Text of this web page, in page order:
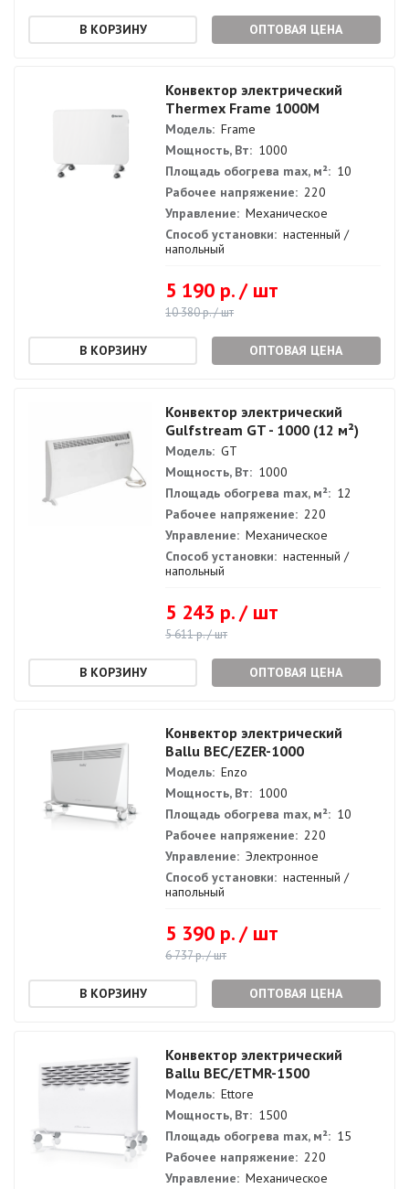
ОПТОВАЯ ЦЕНА
Конвектор электрический
Thermex Frame 1000M
Модель: Frame
Мощность, Вт: 1000
Площадь обогрева max, м²: 10
Рабочее напряжение: 220
Управление: Механическое
Способ установки: настенный /
напольный
5 190 р. / шт
10 380 р. / шт
ОПТОВАЯ ЦЕНА
Конвектор электрический
Gulfstream GT - 1000 (12 м²)
Модель: GT
Мощность, Вт: 1000
Площадь обогрева max, м²: 12
Рабочее напряжение: 220
Управление: Механическое
Способ установки: настенный /
напольный
5 243 р. / шт
5 611 р. / шт
ОПТОВАЯ ЦЕНА
Конвектор электрический
Ballu BEC/EZER-1000
Модель: Enzo
Мощность, Вт: 1000
Площадь обогрева max, м²: 10
Рабочее напряжение: 220
Управление: Электронное
Способ установки: настенный /
напольный
5 390 р. / шт
6 737 р. / шт
ОПТОВАЯ ЦЕНА
Конвектор электрический
Ballu BEC/ETMR-1500
Модель: Ettore
Мощность, Вт: 1500
Площадь обогрева max, м²: 15
Рабочее напряжение: 220
Управление: Механическое